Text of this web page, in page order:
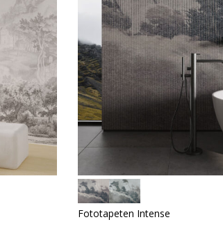
Fototapeten Intense